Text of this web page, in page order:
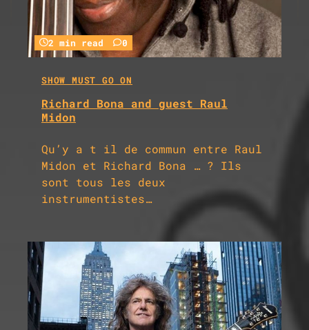
2 min read 0
SHOW MUST GO ON
Richard Bona and guest Raul
Midon
Qu’y a t il de commun entre Raul
Midon et Richard Bona … ? Ils
sont tous les deux
instrumentistes…